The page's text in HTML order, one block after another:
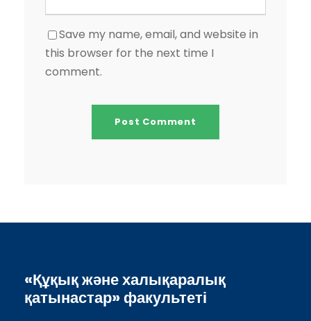
Save my name, email, and website in
this browser for the next time I
comment.
«Құқық және халықаралық
қатынастар» факультеті